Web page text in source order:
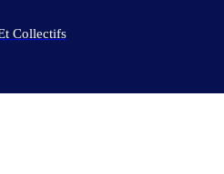
Collectifs